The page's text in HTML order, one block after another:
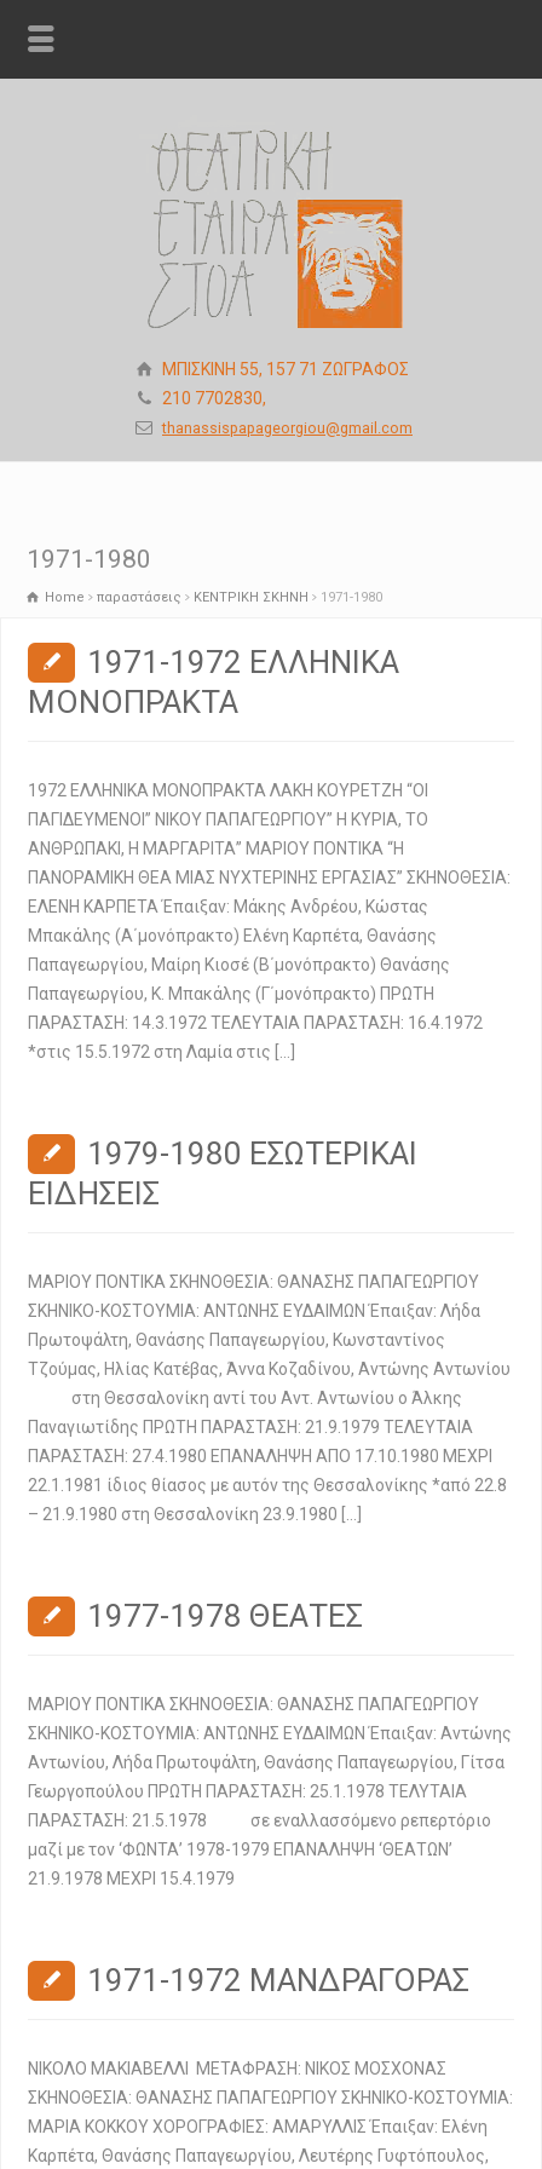
ΜΠΙΣΚΙΝΗ 55, 157 71 ΖΩΓΡΑΦΟΣ
210 7702830,
thanassispapageorgiou@gmail.com
1971-1980
Home παραστάσεις ΚΕΝΤΡΙΚΗ ΣΚΗΝΗ 1971-1980
1971-1972 ΕΛΛΗΝΙΚΑ
ΜΟΝΟΠΡΑΚΤΑ
1972 ΕΛΛΗΝΙΚΑ ΜΟΝΟΠΡΑΚΤΑ ΛΑΚΗ ΚΟΥΡΕΤΖΗ “ΟΙ
ΠΑΓΙΔΕΥΜΕΝΟΙ” ΝΙΚΟΥ ΠΑΠΑΓΕΩΡΓΙΟΥ” Η ΚΥΡΙΑ, ΤΟ
ΑΝΘΡΩΠΑΚΙ, Η ΜΑΡΓΑΡΙΤΑ” ΜΑΡΙΟΥ ΠΟΝΤΙΚΑ “Η
ΠΑΝΟΡΑΜΙΚΗ ΘΕΑ ΜΙΑΣ ΝΥΧΤΕΡΙΝΗΣ ΕΡΓΑΣΙΑΣ” ΣΚΗΝΟΘΕΣΙΑ:
ΕΛΕΝΗ ΚΑΡΠΕΤΑ Έπαιξαν: Μάκης Ανδρέου, Κώστας
Μπακάλης (Α΄μονόπρακτο) Ελένη Καρπέτα, Θανάσης
Παπαγεωργίου, Μαίρη Κιοσέ (Β΄μονόπρακτο) Θανάσης
Παπαγεωργίου, Κ. Μπακάλης (Γ΄μονόπρακτο) ΠΡΩΤΗ
ΠΑΡΑΣΤΑΣΗ: 14.3.1972 ΤΕΛΕΥΤΑΙΑ ΠΑΡΑΣΤΑΣΗ: 16.4.1972
*στις 15.5.1972 στη Λαμία στις […]
1979-1980 ΕΣΩΤΕΡΙΚΑΙ
ΕΙΔΗΣΕΙΣ
ΜΑΡΙΟΥ ΠΟΝΤΙΚΑ ΣΚΗΝΟΘΕΣΙΑ: ΘΑΝΑΣΗΣ ΠΑΠΑΓΕΩΡΓΙΟΥ
ΣΚΗΝΙΚΟ-ΚΟΣΤΟΥΜΙΑ: ΑΝΤΩΝΗΣ ΕΥΔΑΙΜΩΝ Έπαιξαν: Λήδα
Πρωτοψάλτη, Θανάσης Παπαγεωργίου, Κωνσταντίνος
Τζούμας, Ηλίας Κατέβας, Άννα Κοζαδίνου, Αντώνης Αντωνίου
στη Θεσσαλονίκη αντί του Αντ. Αντωνίου ο Άλκης
Παναγιωτίδης ΠΡΩΤΗ ΠΑΡΑΣΤΑΣΗ: 21.9.1979 ΤΕΛΕΥΤΑΙΑ
ΠΑΡΑΣΤΑΣΗ: 27.4.1980 ΕΠΑΝΑΛΗΨΗ ΑΠΟ 17.10.1980 ΜΕΧΡΙ
22.1.1981 ίδιος θίασος με αυτόν της Θεσσαλονίκης *από 22.8
– 21.9.1980 στη Θεσσαλονίκη 23.9.1980 […]
1977-1978 ΘΕΑΤΕΣ
ΜΑΡΙΟΥ ΠΟΝΤΙΚΑ ΣΚΗΝΟΘΕΣΙΑ: ΘΑΝΑΣΗΣ ΠΑΠΑΓΕΩΡΓΙΟΥ
ΣΚΗΝΙΚΟ-ΚΟΣΤΟΥΜΙΑ: ΑΝΤΩΝΗΣ ΕΥΔΑΙΜΩΝ Έπαιξαν: Αντώνης
Αντωνίου, Λήδα Πρωτοψάλτη, Θανάσης Παπαγεωργίου, Γίτσα
Γεωργοπούλου ΠΡΩΤΗ ΠΑΡΑΣΤΑΣΗ: 25.1.1978 ΤΕΛΥΤΑΙΑ
ΠΑΡΑΣΤΑΣΗ: 21.5.1978 σε εναλλασσόμενο ρεπερτόριο
μαζί με τον ‘ΦΩΝΤΑ’ 1978-1979 ΕΠΑΝΑΛΗΨΗ ‘ΘΕΑΤΩΝ’
21.9.1978 ΜΕΧΡΙ 15.4.1979
1971-1972 ΜΑΝΔΡΑΓΟΡΑΣ
ΝΙΚΟΛΟ ΜΑΚΙΑΒΕΛΛΙ ΜΕΤΑΦΡΑΣΗ: ΝΙΚΟΣ ΜΟΣΧΟΝΑΣ
ΣΚΗΝΟΘΕΣΙΑ: ΘΑΝΑΣΗΣ ΠΑΠΑΓΕΩΡΓΙΟΥ ΣΚΗΝΙΚΟ-ΚΟΣΤΟΥΜΙΑ:
ΜΑΡΙΑ ΚΟΚΚΟΥ ΧΟΡΟΓΡΑΦΙΕΣ: ΑΜΑΡΥΛΛΙΣ Έπαιξαν: Ελένη
Καρπέτα, Θανάσης Παπαγεωργίου, Λευτέρης Γυφτόπουλος,